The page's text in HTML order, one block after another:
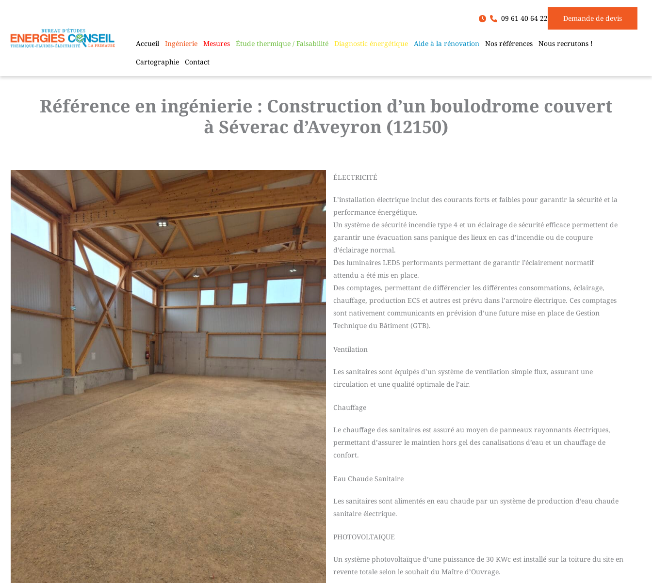
Accueil
Ingénierie Mesures Étude thermique / Faisabilité Diagnostic énergétique Aide à la rénovation Nos références
Nous recrutons !
Cartographie
Contact
09 61 40 64 22 Demande de devis
Référence en ingénierie : Construction d’un boulodrome couvert
à Séverac d’Aveyron (12150)
ÉLECTRICITÉ
L’installation électrique inclut des courants forts et faibles pour garantir la sécurité et la
performance énergétique.
Un système de sécurité incendie type 4 et un éclairage de sécurité efficace permettent de
garantir une évacuation sans panique des lieux en cas d’incendie ou de coupure
d’éclairage normal.
Des luminaires LEDS performants permettant de garantir l’éclairement normatif
attendu a été mis en place.
Des comptages, permettant de différencier les différentes consommations, éclairage,
chauffage, production ECS et autres est prévu dans l’armoire électrique. Ces comptages
sont nativement communicants en prévision d’une future mise en place de Gestion
Technique du Bâtiment (GTB).
Ventilation
Les sanitaires sont équipés d’un système de ventilation simple flux, assurant une
circulation et une qualité optimale de l’air.
Chauffage
Le chauffage des sanitaires est assuré au moyen de panneaux rayonnants électriques,
permettant d’assurer le maintien hors gel des canalisations d’eau et un chauffage de
confort.
Eau Chaude Sanitaire
Les sanitaires sont alimentés en eau chaude par un système de production d’eau chaude
sanitaire électrique.
PHOTOVOLTAIQUE
Un système photovoltaïque d’une puissance de 30 KWc est installé sur la toiture du site en
revente totale selon le souhait du Maître d’Ouvrage.